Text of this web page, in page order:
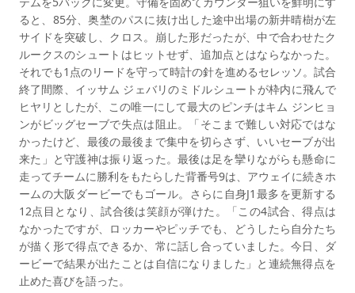
ると、85分、奥埜のパスに抜け出した途中出場の新井晴樹が左
サイドを突破し、クロス。崩した形だったが、中で合わせたク
ルークスのシュートはヒットせず、追加点とはならなかった。
それでも1点のリードを守って時計の針を進めるセレッソ。試合
終了間際、イッサム ジェバリのミドルシュートが枠内に飛んで
ヒヤリとしたが、この唯一にして最大のピンチはキム ジンヒョ
ンがビッグセーブで失点は阻止。「そこまで難しい対応ではな
かったけど、最後の最後まで集中を切らさず、いいセーブが出
来た」と守護神は振り返った。最後は足を攣りながらも懸命に
走ってチームに勝利をもたらした背番号9は、アウェイに続きホ
ームの大阪ダービーでもゴール。さらに自身J1最多を更新する
12点目となり、試合後は笑顔が弾けた。「この4試合、得点は
なかったですが、ロッカーやピッチでも、どうしたら自分たち
が描く形で得点できるか、常に話し合っていました。今日、ダ
ービーで結果が出たことは自信になりました」と連続無得点を
止めた喜びを語った。